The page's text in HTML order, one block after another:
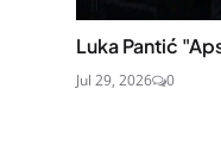
Luka Pantić
Jul 29, 2026 0